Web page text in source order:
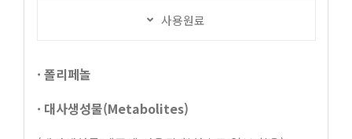
사용원료
· 폴리페놀
· 대사생성물(Metabolites)